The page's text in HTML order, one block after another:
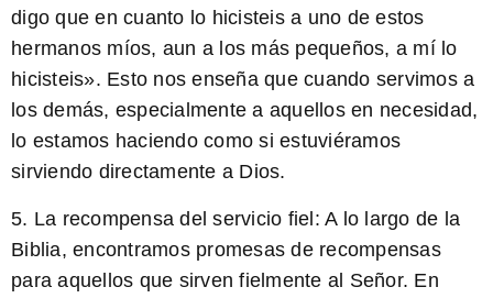
digo que en cuanto lo hicisteis a uno de estos
hermanos míos, aun a los más pequeños, a mí lo
hicisteis». Esto nos enseña que cuando servimos a
los demás, especialmente a aquellos en necesidad,
lo estamos haciendo como si estuviéramos
sirviendo directamente a Dios.
5. La recompensa del servicio fiel: A lo largo de la
Biblia, encontramos promesas de recompensas
para aquellos que sirven fielmente al Señor. En